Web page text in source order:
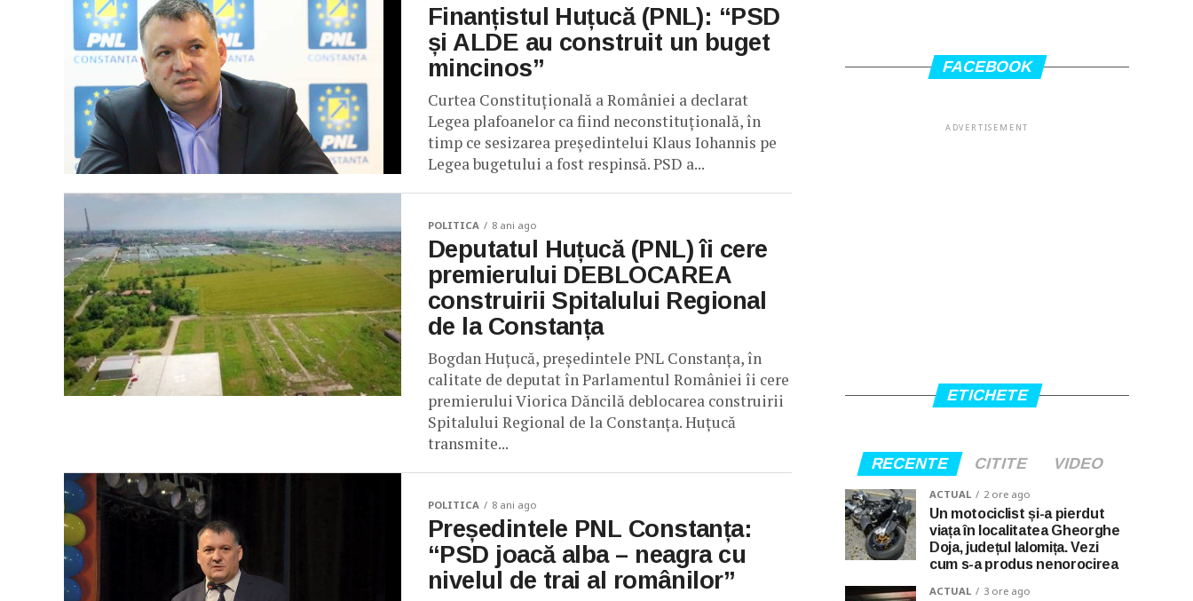
Finanțistul Huțucă (PNL): “PSD
și ALDE au construit un buget
mincinos”
Curtea Constituțională a României a declarat
Legea plafoanelor ca fiind neconstituțională, în
timp ce sesizarea președintelui Klaus Iohannis pe
Legea bugetului a fost respinsă. PSD a...
POLITICA 8 ani ago
Deputatul Huțucă (PNL) îi cere
premierului DEBLOCAREA
construirii Spitalului Regional
de la Constanța
Bogdan Huțucă, președintele PNL Constanța, în
calitate de deputat în Parlamentul României îi cere
premierului Viorica Dăncilă deblocarea construirii
Spitalului Regional de la Constanța. Huțucă
transmite...
POLITICA 8 ani ago
Președintele PNL Constanța:
“PSD joacă alba – neagra cu
nivelul de trai al românilor”
FACEBOOK
ADVERTISEMENT
ETICHETE
RECENTE CITITE VIDEO
ACTUAL 2 ore ago
Un motociclist și-a pierdut
viața în localitatea Gheorghe
Doja, județul Ialomița. Vezi
cum s-a produs nenorocirea
ACTUAL 3 ore ago